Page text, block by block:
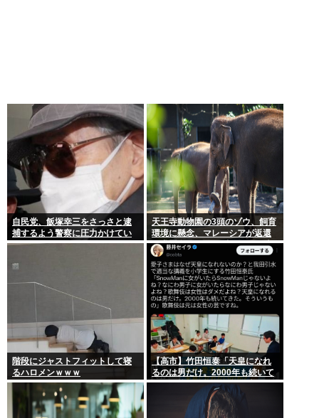
自民党、飯塚幸三をさっさと逮
捕するよう警察に圧力かけてい
たwww
天王寺動物園の3頭のゾウ、飼育
環境に懸念、マレーシアが返還
要求署名17万人。酷すぎる日本
の動物園
階段にジャストフィットして寝
るハロメンｗｗｗ
【高市】竹田恒泰「天皇になれ
るのは男だけ。2000年も続いて
きた伝統。歌舞伎も女は駄目だ